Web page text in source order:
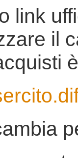
link
il